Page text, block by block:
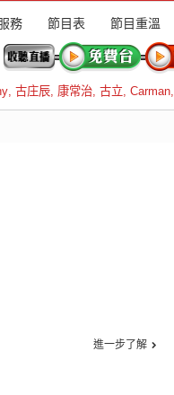
務 節目表 節目重溫
, 古庄辰, 康常治, 古立, Carman,
進一步了解